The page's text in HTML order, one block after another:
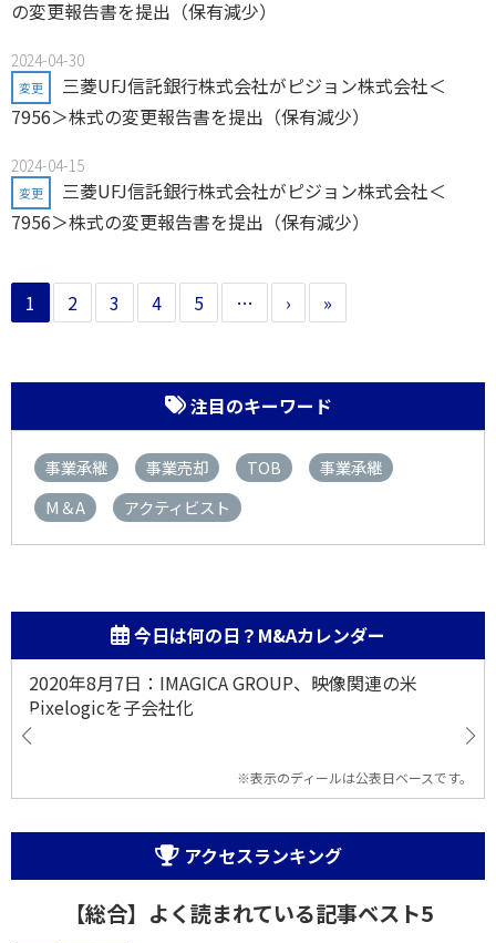
の変更報告書を提出（保有減少）
2024-04-30
変更
三菱UFJ信託銀行株式会社がピジョン株式会社＜
7956＞株式の変更報告書を提出（保有減少）
2024-04-15
変更
三菱UFJ信託銀行株式会社がピジョン株式会社＜
7956＞株式の変更報告書を提出（保有減少）
1 2 3 4 5 … › »
注目のキーワード
事業承継 事業売却 TOB
事業承継
M＆A
アクティビスト
今日は何の日？M&Aカレンダー
2020年8月7日：IMAGICA GROUP、映像関連の米
Pixelogicを子会社化
※表示のディールは公表日ベースです。
アクセスランキング
【総合】よく読まれている記事ベスト5